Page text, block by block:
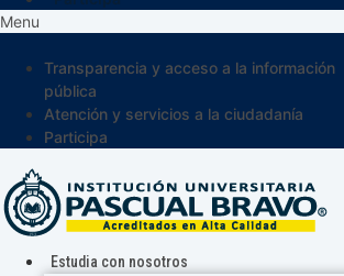
Menu
Transparencia y acceso a la información
pública
Atención y servicios a la ciudadanía
Participa
Estudia con nosotros